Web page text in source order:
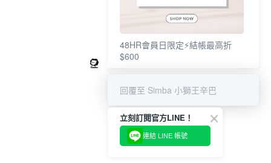
48HR會員日限定⚡結帳最高折
$600
回覆至 Simba 小獅王辛巴
立刻訂閱官方LINE！
連結 LINE 帳號